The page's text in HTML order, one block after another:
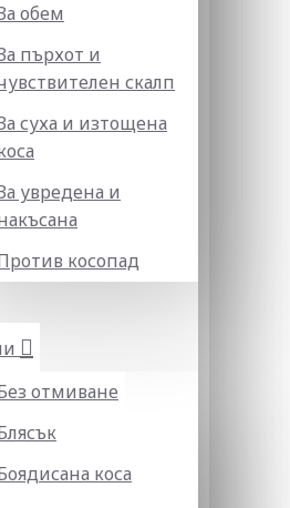
обем
пърхот и
скалп
суха и изтощена
увредена и
косопад
отмиване
коса